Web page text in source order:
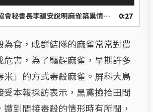
秘書長李建安說明麻雀築巢情況。 0:27
為食，成群結隊的麻雀常常對農
危害，為了驅趕麻雀，早期許多
米」的方式毒殺麻雀。屏科大鳥
受本報採訪表示，黑鳶撿拾田間
到間接毒殺的情形時有所聞，